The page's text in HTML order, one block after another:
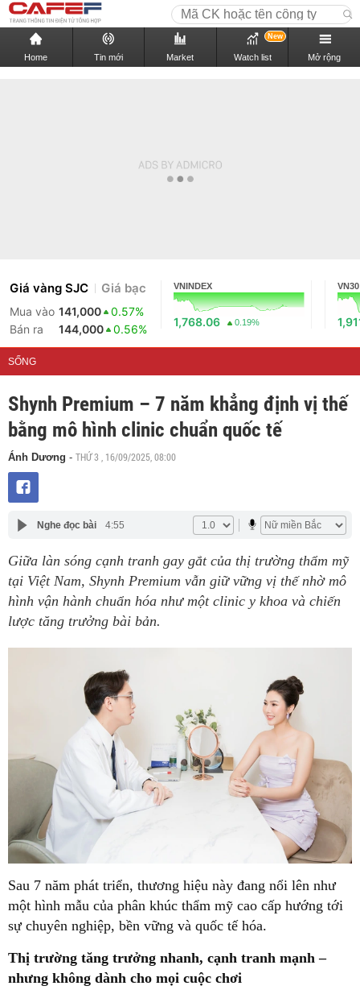
Home Tin mới Market Watch list
New
Mở rộng
Giá vàng SJC Giá bạc
Mua vào 141,000
0.57%
Bán ra
144,000 0.56%
VNINDEX
1,768.06 0.19%
VN30
SỐNG
Shynh Premium – 7 năm khẳng định vị thế
bằng mô hình clinic chuẩn quốc tế
Ánh Dương - THỨ 3 , 16/09/2025, 08:00
Nghe đọc bài 4:55
Giữa làn sóng cạnh tranh gay gắt của thị trường thẩm mỹ
tại Việt Nam, Shynh Premium vẫn giữ vững vị thế nhờ mô
hình vận hành chuẩn hóa như một clinic y khoa và chiến
lược tăng trưởng bài bản.
Sau 7 năm phát triển, thương hiệu này đang nổi lên như
một hình mẫu của phân khúc thẩm mỹ cao cấp hướng tới
sự chuyên nghiệp, bền vững và quốc tế hóa.
Thị trường tăng trưởng nhanh, cạnh tranh mạnh –
nhưng không dành cho mọi cuộc chơi